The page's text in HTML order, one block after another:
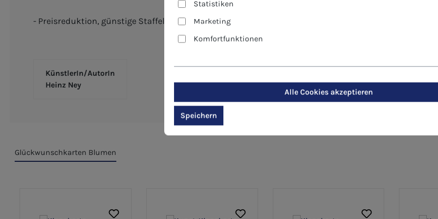
- Preisreduktion, günstige Staffelpreise - ideal für Glückwünsche von sozialen Einrichtungen,
KünstlerIn/AutorIn
Heinz Ney
Glückwunschkarten Blumen
Statistiken
Marketing
Komfortfunktionen
Alle Cookies akzeptieren
Speichern